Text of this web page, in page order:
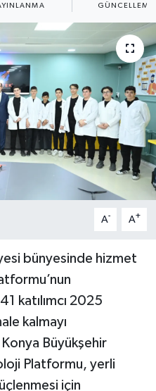
GÜNCELLEME
A- A+
bünyesinde hizmet
katılımcı 2025
kalmayı
Konya Büyükşehir
Platformu, yerli
için